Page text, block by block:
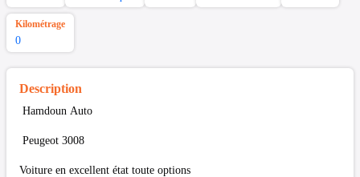
Kilométrage
0
Description
Hamdoun Auto
Peugeot 3008
Voiture en excellent état toute options